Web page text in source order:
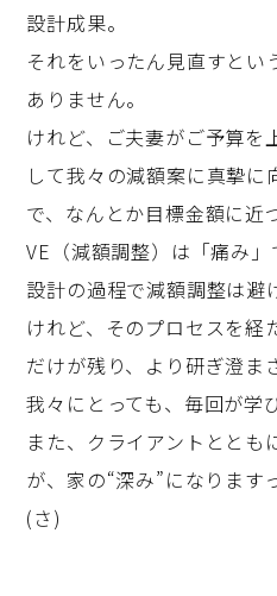
設計成果。
それをいったん見直すとい
ありません。
けれど、ご夫妻がご予算を
して我々の減額案に真摯に
で、なんとか目標金額に近
VE（減額調整）は「痛み
設計の過程で減額調整は避
けれど、そのプロセスを経
だけが残り、より研ぎ澄ま
我々にとっても、毎回が学
また、クライアントととも
が、家の“深み”になります
(さ)